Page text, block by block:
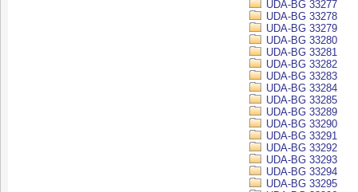
UDA-BG 33277
UDA-BG 33278
UDA-BG 33279
UDA-BG 33280
UDA-BG 33281
UDA-BG 33282
UDA-BG 33283
UDA-BG 33284
UDA-BG 33285
UDA-BG 33289
UDA-BG 33290
UDA-BG 33291
UDA-BG 33292
UDA-BG 33293
UDA-BG 33294
UDA-BG 33295